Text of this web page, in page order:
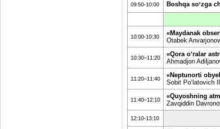
09:50-10:00 Boshqa soʻzga
10:00-10:30
«Maydanak
Otabek
10:30–11:20
«Qora o‘ralar
Ahmadjon
11:20–11:40
«Neptunorti
Sobit Poʻlatovich
11:40–12:10
«Quyoshning
Zavqiddin
12:10-13:10